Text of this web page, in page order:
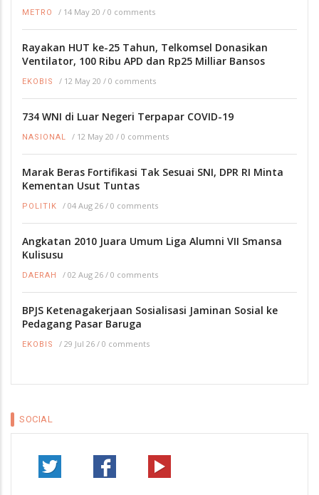
METRO / 14 May 20 / 0 comments
Rayakan HUT ke-25 Tahun, Telkomsel Donasikan
Ventilator, 100 Ribu APD dan Rp25 Milliar Bansos
EKOBIS / 12 May 20 / 0 comments
734 WNI di Luar Negeri Terpapar COVID-19
NASIONAL / 12 May 20 / 0 comments
Marak Beras Fortifikasi Tak Sesuai SNI, DPR RI Minta
Kementan Usut Tuntas
POLITIK / 04 Aug 26 / 0 comments
Angkatan 2010 Juara Umum Liga Alumni VII Smansa
Kulisusu
DAERAH / 02 Aug 26 / 0 comments
BPJS Ketenagakerjaan Sosialisasi Jaminan Sosial ke
Pedagang Pasar Baruga
EKOBIS / 29 Jul 26 / 0 comments
SOCIAL